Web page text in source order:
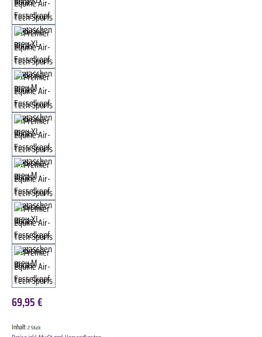
69,95 €
Inhalt:2 Stück